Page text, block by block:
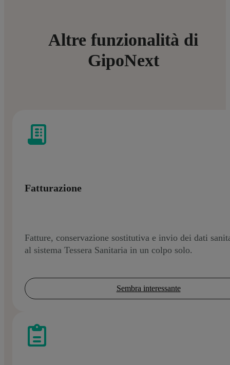
Altre funzionalità di
GipoNext
Fatturazione
Fatture, conservazione sostitutiva e invio dei dati
al sistema Tessera Sanitaria in un colpo solo.
Sembra interessante